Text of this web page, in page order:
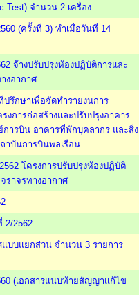
Test) จำนวน 2 เครื่อง
(ครั้งที่ 3) ทำเมื่อวันที่ 14
จ้างปรับปรุงห้องปฏิบัติการและ
งอากาศ
รึกษาเพื่อจัดทำรายงนการ
งการก่อสร้างและปรับปรุงอาคาร
ารบิน อาคารที่พักบุคลากร และสิ่ง
าบันการบินพลเรือน
โครงการปรับปรุงห้องปฏิบัติ
ราจรทางอากาศ
2/2562
บบแยกส่วน จำนวน 3 รายการ
(เอกสารแนบท้ายสัญญาแก้ไข